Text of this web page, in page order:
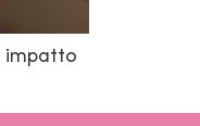
impatto